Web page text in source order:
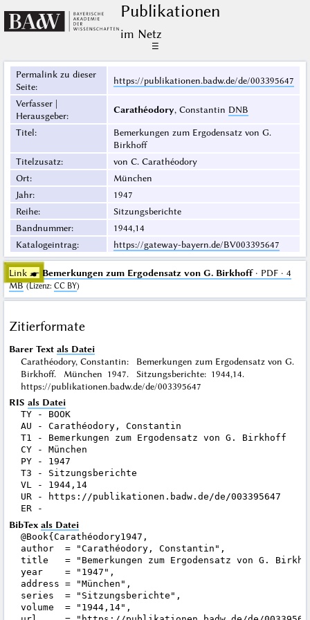
Publikationen
im Netz
☰
Permalink zu dieser
Seite:
https://publikationen.badw.de/de/003395647
Verfasser |
Herausgeber:
Carathéodory, Constantin DNB
Titel:
Bemerkungen zum Ergodensatz von G.
Birkhoff
Titelzusatz:
von C. Carathéodory
Ort:
München
Jahr:
1947
Reihe:
Sitzungsberichte
Bandnummer:
1944,14
Katalogeintrag: https://gateway-bayern.de/BV003395647
Link ☛ Bemerkungen zum Ergodensatz von G. Birkhoff· PDF · 4
MB (Lizenz: CC BY)
Zitierformate
Barer Text als Datei
Carathéodory, Constantin: Bemerkungen zum Ergodensatz von G.
Birkhoff. München 1947. Sitzungsberichte: 1944,14.
https://publikationen.badw.de/de/003395647
RIS als Datei
TY - BOOK
AU - Carathéodory, Constantin
T1 - Bemerkungen zum Ergodensatz von G. Birkhoff
CY - München
PY - 1947
T3 - Sitzungsberichte
VL - 1944,14
UR - https://publikationen.badw.de/de/003395647
BibTex als Datei
@Book{Carathéodory1947,
author  = "Carathéodory, Constantin",
title   = "Bemerkungen zum Ergodensatz von G.
year    = "1947",
address = "München",
series  = "Sitzungsberichte",
volume  = "1944,14",